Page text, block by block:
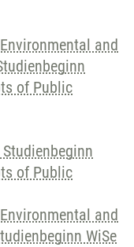
and
of Public
of Public
and
WiSe